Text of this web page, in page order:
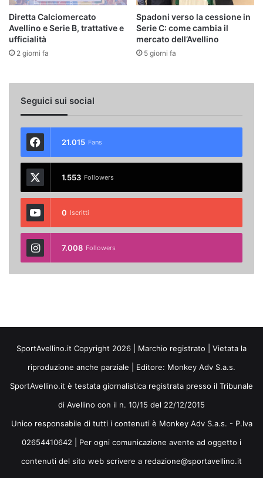
Diretta Calciomercato
Avellino e Serie B, trattative e
ufficialità
2 giorni fa
Spadoni verso la cessione in
Serie C: come cambia il
mercato dell’Avellino
5 giorni fa
Seguici sui social
21.015 Fans
1.553 Followers
0 Iscritti
7.008 Followers
SportAvellino.it Copyright 2026 | Marchio registrato | Vietata la
riproduzione anche parziale | Editore: Monkey Adv S.a.s.
SportAvellino.it è testata giornalistica registrata presso il Tribunale
di Avellino con il n. 10/15 del 22/12/2015
Unico responsabile di tutti i contenuti è Monkey Adv S.a.s. - P.Iva
02654410642 | Per ogni comunicazione avente ad oggetto i
contenuti del sito web scrivere a redazione@sportavellino.it